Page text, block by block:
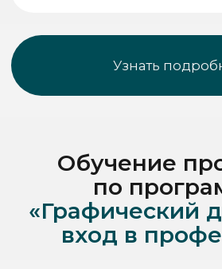
Специальное предложение
-25% на любой курс
для старта нового учебного сезона
Забронировать скидку